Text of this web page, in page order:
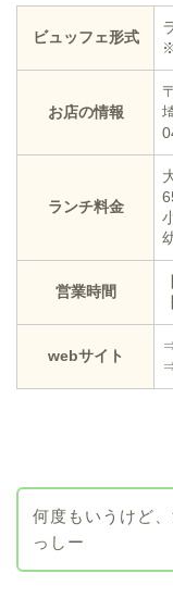
ビュッフェ形式
お店の情報
ランチ料金
営業時間
webサイト
何度もいうけど
っしー